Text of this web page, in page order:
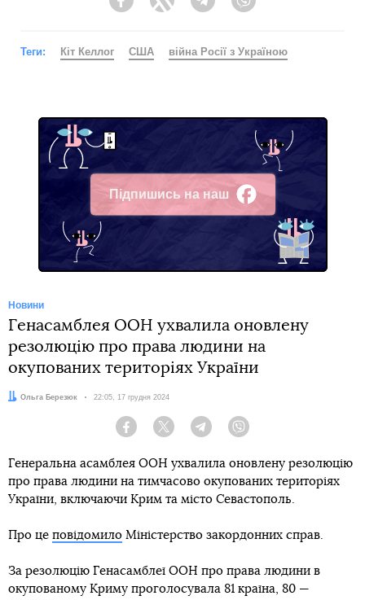
FacebookTwitter Telegram
Теги: Кіт Келлог США війна Росії з Україною
Підпишись на наш
Facebook
Новини
Генасамблея ООН ухвалила оновлену
резолюцію про права людини на
окупованих територіях України
Автор:
Ольга Березюк Дата:
22:05, 17 грудня 2024
Facebook Twitter Telegram
Генеральна асамблея ООН ухвалила оновлену резолюцію
про права людини на тимчасово окупованих територіях
України, включаючи Крим та місто Севастополь.
Про це повідомило Міністерство закордонних справ.
За резолюцію Генасамблеї ООН про права людини в
окупованому Криму проголосувала 81 країна, 80 —